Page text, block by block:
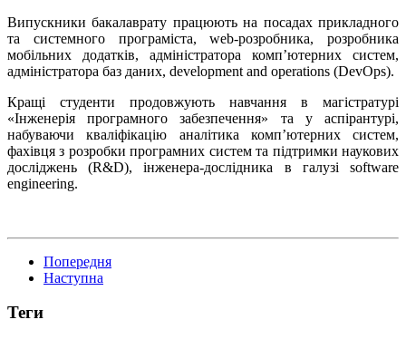
Випускники бакалаврату працюють на посадах прикладного
та системного програміста, web-розробника, розробника
мобільних додатків, адміністратора комп’ютерних систем,
адміністратора баз даних, development and operations (DevOps).
Кращі студенти продовжують навчання в магістратурі
«Інженерія програмного забезпечення» та у аспірантурі,
набуваючи кваліфікацію аналітика комп’ютерних систем,
фахівця з розробки програмних систем та підтримки наукових
досліджень (R&D), інженера-дослідника в галузі software
engineering.
Попередня
Наступна
Теги